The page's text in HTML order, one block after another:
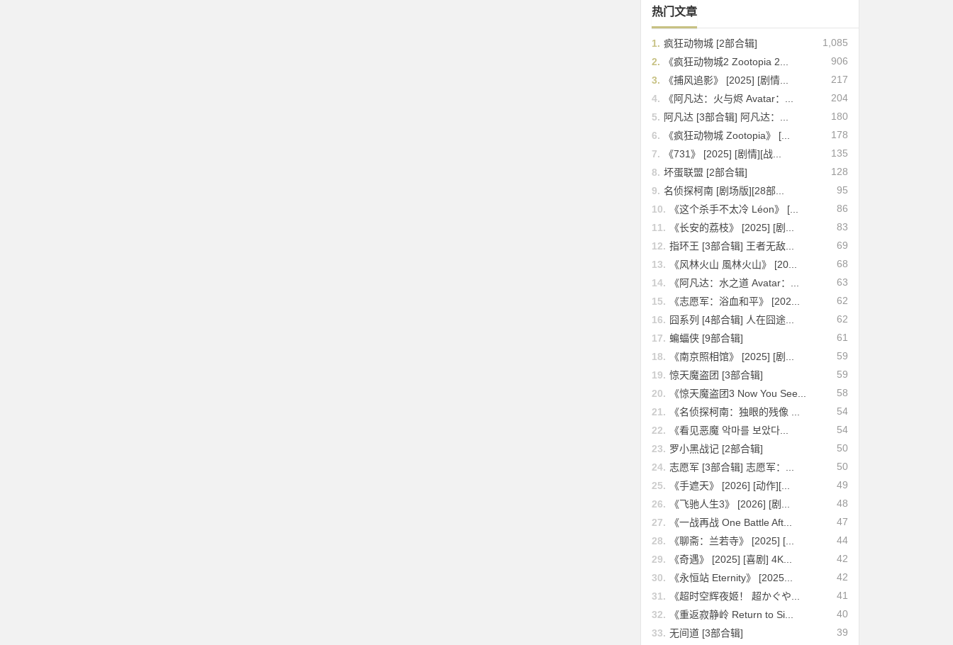
热门文章
1,085
1. 疯狂动物城 [2部合辑]
906
2.
《疯狂动物城2 Zootopia 2...
217
3.
《捕风追影》 [2025] [剧情...
204
4.
《阿凡达：火与烬 Avatar：...
180
5. 阿凡达 [3部合辑] 阿凡达：...
178
6.
《疯狂动物城 Zootopia》 [...
135
7.
《731》 [2025] [剧情][战...
128
8. 坏蛋联盟 [2部合辑]
95
9. 名侦探柯南 [剧场版][28部...
86
10.
《这个杀手不太冷 Léon》 [...
83
11.
《长安的荔枝》 [2025] [剧...
69
12. 指环王 [3部合辑] 王者无敌...
68
13.
《风林火山 風林火山》 [20...
63
14.
《阿凡达：水之道 Avatar：...
62
15.
《志愿军：浴血和平》 [202...
62
16. 囧系列 [4部合辑] 人在囧途...
61
17. 蝙蝠侠 [9部合辑]
59
18.
《南京照相馆》 [2025] [剧...
59
19. 惊天魔盗团 [3部合辑]
58
20.
《惊天魔盗团3 Now You See...
54
21.
《名侦探柯南：独眼的残像 ...
54
22.
《看见恶魔 악마를 보았다...
50
23. 罗小黑战记 [2部合辑]
50
24. 志愿军 [3部合辑] 志愿军：...
49
25.
《手遮天》 [2026] [动作][...
48
26.
《飞驰人生3》 [2026] [剧...
47
27.
《一战再战 One Battle Aft...
44
28.
《聊斋：兰若寺》 [2025] [...
42
29.
《奇遇》 [2025] [喜剧] 4K...
42
30.
《永恒站 Eternity》 [2025...
41
31.
《超时空辉夜姬！ 超かぐや...
40
32.
《重返寂静岭 Return to Si...
39
33. 无间道 [3部合辑]